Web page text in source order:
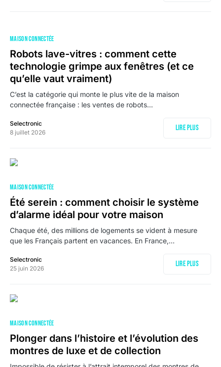
MAISON CONNECTÉE
Robots lave-vitres : comment cette
technologie grimpe aux fenêtres (et ce
qu’elle vaut vraiment)
C’est la catégorie qui monte le plus vite de la maison
connectée française : les ventes de robots…
Selectronic
8 juillet 2026
Lire plus
MAISON CONNECTÉE
Été serein : comment choisir le système
d’alarme idéal pour votre maison
Chaque été, des millions de logements se vident à mesure
que les Français partent en vacances. En France,…
Selectronic
25 juin 2026
Lire plus
MAISON CONNECTÉE
Plonger dans l’histoire et l’évolution des
montres de luxe et de collection